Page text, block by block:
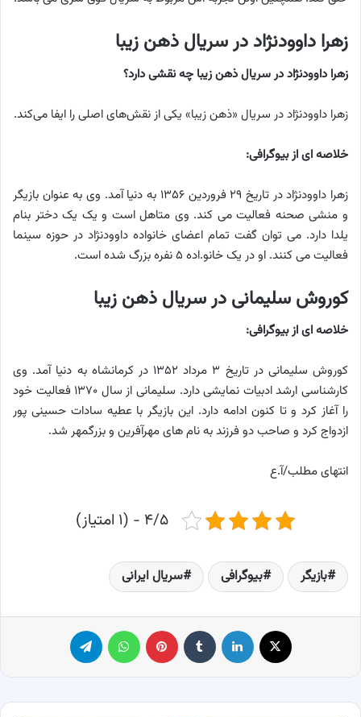
زهرا داوودنژاد در سریال ذهن زیبا
زهرا داوودنژاد در سریال ذهن زیبا چه نقشی دارد؟
زهرا داوودنژاد در سریال «ذهن زیبا» یکی از نقش‌های اصلی را ایفا می‌کند.
خلاصه ای از بیوگرافی:
زهرا داوودنژاد در تاریخ ۲۹ فروردین ۱۳۵۶ به دنیا آمد. وی به عنوان بازیگر
و منشی صحنه فعالیت می کند. وی متاهل است و یک یک دختر بنام
یلدا دارد. می توان گفت تمام اعضای خانواده داوودنژاد در حوزه سینما
فعالیت می کنند. او در یک خانو.اده ۵ نفره بزرگ شده است.
کوروش سلیمانی در سریال ذهن زیبا
خلاصه ای از بیوگرافی:
کوروش سلیمانی در تاریخ ۳ مرداد ۱۳۵۲ در کرمانشاه به دنیا آمد. وی
کارشناسی ارشد ادبیات نمایشی دارد. سلیمانی از سال ۱۳۷۰ فعالیت خود
را آغاز کرد و تا کنون ادامه دارد. این بازیگر با عطیه سادات حسینی پور
ازدواج کرد و صاحب دو فرزند به نام های مهرآفرین و بزرگمهر شد.
انتهای مطلب/آ.ع
۴/۵ - (۱ امتیاز)
بازیگر بیوگرافی سریال ایرانی
لینکدین ‫تامبلر پینترست